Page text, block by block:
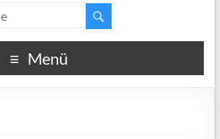
Menü